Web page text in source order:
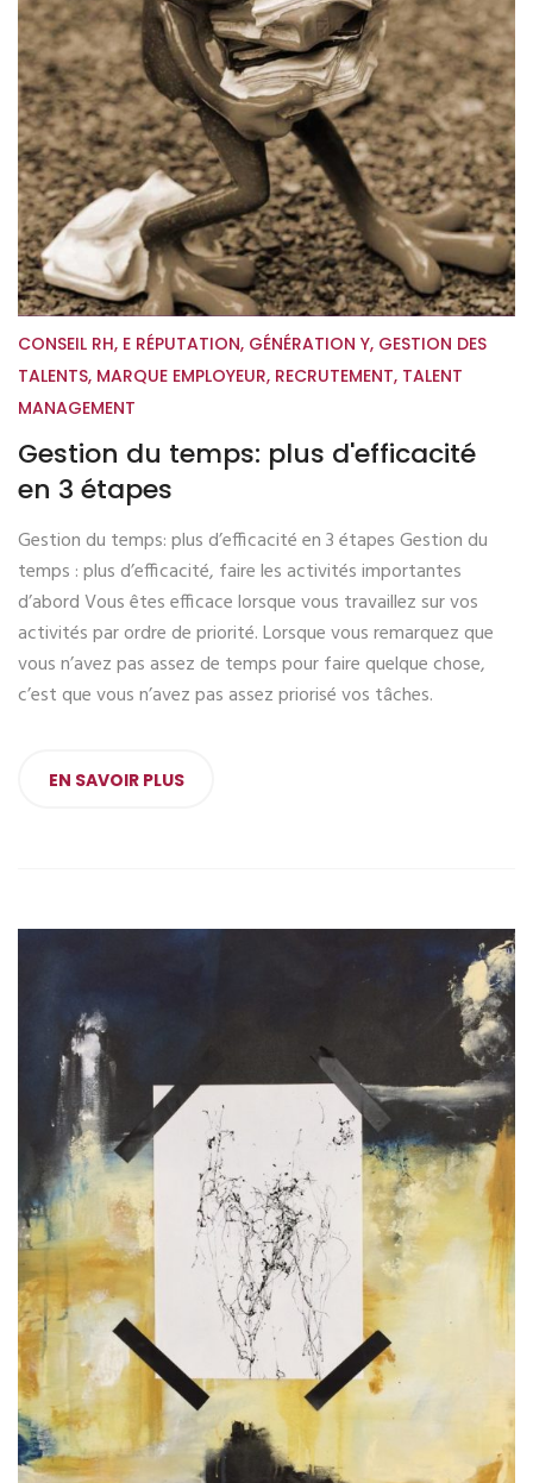
CONSEIL RH, E RÉPUTATION, GÉNÉRATION Y, GESTION DES
TALENTS, MARQUE EMPLOYEUR, RECRUTEMENT, TALENT
MANAGEMENT
Gestion du temps: plus d'efficacité
en 3 étapes
Gestion du temps: plus d’efficacité en 3 étapes Gestion du
temps : plus d’efficacité, faire les activités importantes
d’abord Vous êtes efficace lorsque vous travaillez sur vos
activités par ordre de priorité. Lorsque vous remarquez que
vous n’avez pas assez de temps pour faire quelque chose,
c’est que vous n’avez pas assez priorisé vos tâches.
EN SAVOIR PLUS